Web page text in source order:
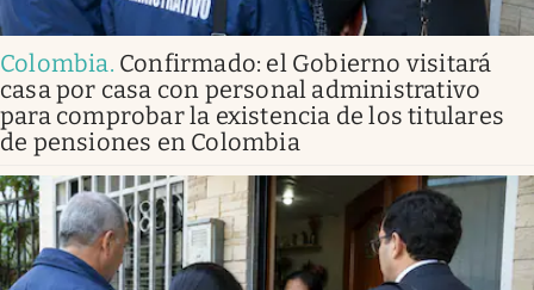
Colombia. Confirmado: el Gobierno visitará
casa por casa con personal administrativo
para comprobar la existencia de los titulares
de pensiones en Colombia